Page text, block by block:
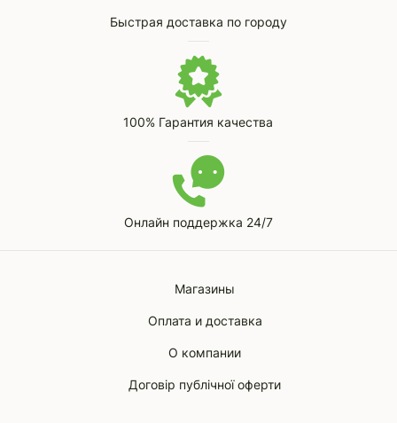
Быстрая доставка по городу
100% Гарантия качества
Онлайн поддержка 24/7
Магазины
Оплата и доставка
О компании
Договір публічної оферти